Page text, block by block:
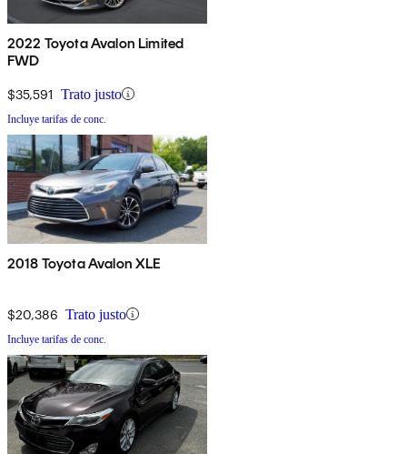
2022 Toyota Avalon Limited
FWD
$35,591 Trato justo
Incluye tarifas de conc.
2018 Toyota Avalon XLE
$20,386 Trato justo
Incluye tarifas de conc.